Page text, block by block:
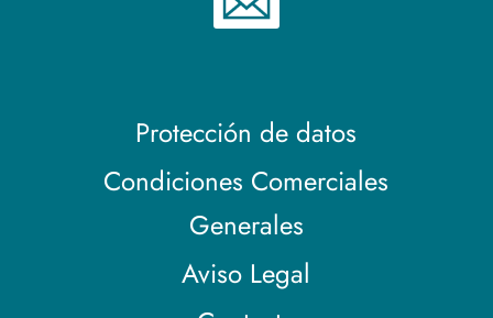
Protección de datos
Condiciones Comerciales
Generales
Aviso Legal